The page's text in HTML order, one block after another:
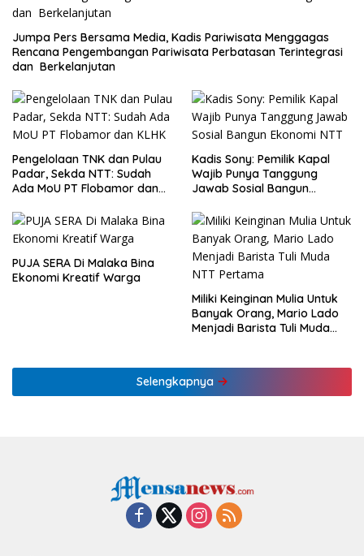
Jumpa Pers Bersama Media, Kadis Pariwisata Menggagas
Rencana Pengembangan Pariwisata Perbatasan Terintegrasi
dan Berkelanjutan
Pengelolaan TNK dan Pulau
Padar, Sekda NTT: Sudah
Ada MoU PT Flobamor dan
Kadis Sony: Pemilik Kapal
Wajib Punya Tanggung
Jawab Sosial Bangun
PUJA SERA Di Malaka Bina
Ekonomi Kreatif Warga
Miliki Keinginan Mulia Untuk
Banyak Orang, Mario Lado
Menjadi Barista Tuli Muda
Selengkapnya